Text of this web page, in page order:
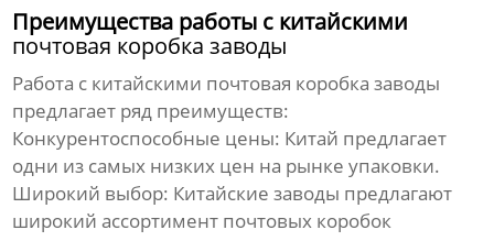
Преимущества работы с китайскими
почтовая коробка заводы
Работа с китайскими почтовая коробка заводы
предлагает ряд преимуществ:
Конкурентоспособные цены: Китай предлагает
одни из самых низких цен на рынке упаковки.
Широкий выбор: Китайские заводы предлагают
широкий ассортимент почтовых коробок